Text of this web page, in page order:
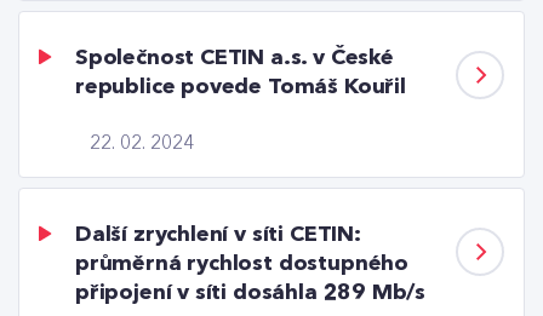
22. 02. 2024
Společnost CETIN a.s. v České
republice povede Tomáš Kouřil
Další zrychlení v síti CETIN:
průměrná rychlost dostupného
připojení v síti dosáhla 289 Mb/s